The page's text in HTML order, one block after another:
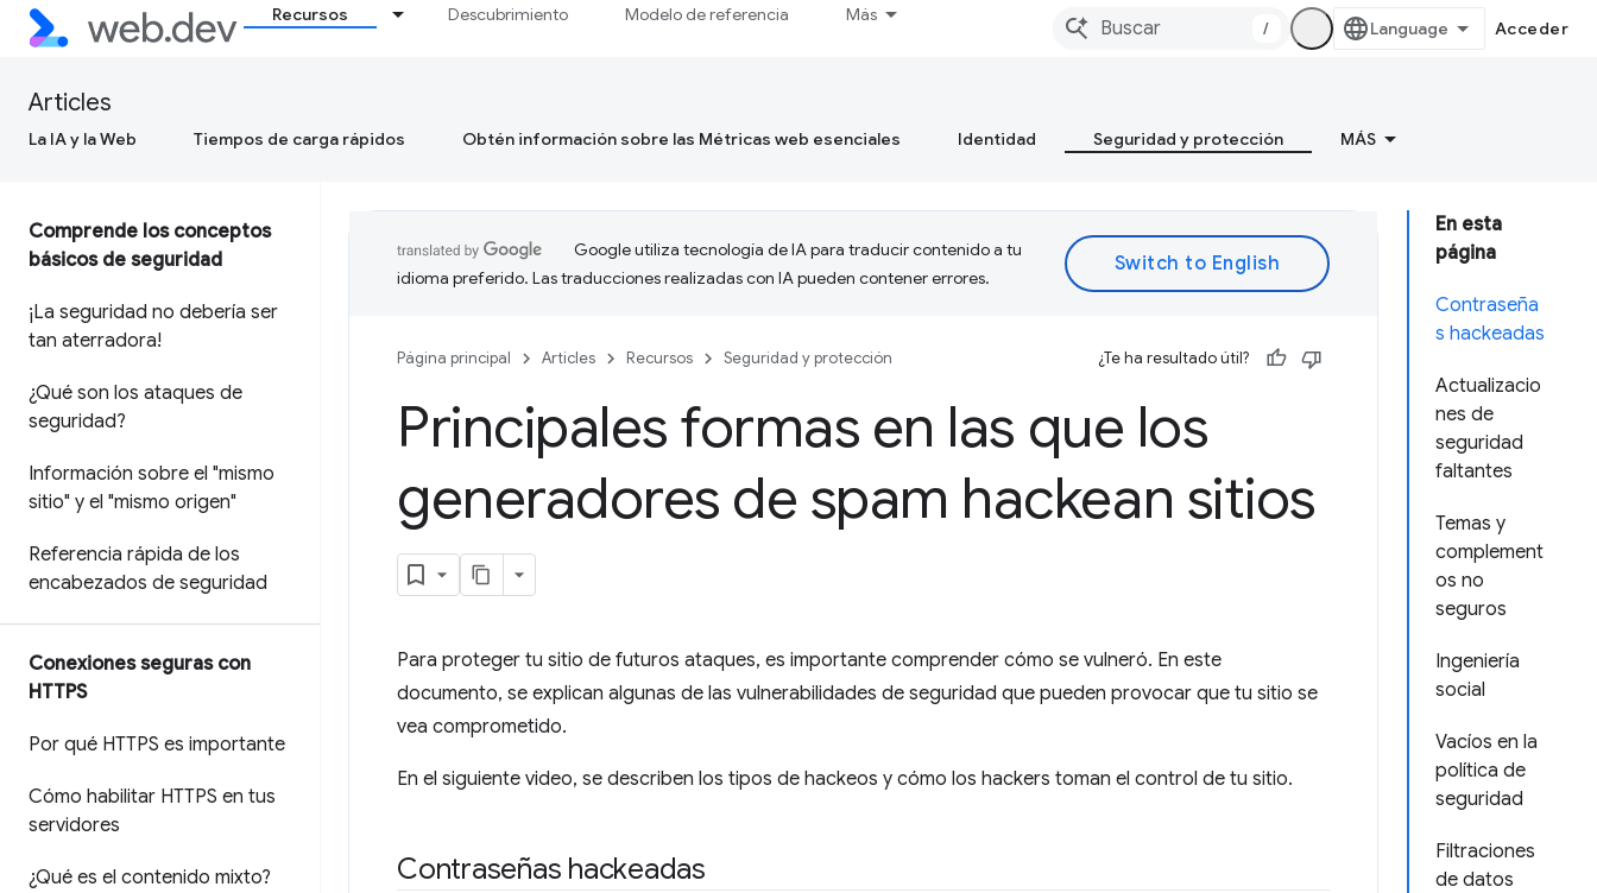
Recursos Descubrimiento Modelo de referencia Más
/ Acceder
Articles
La IA y la Web Tiempos de carga rápidos Obtén información sobre las Métricas web esenciales Identidad Seguridad y protección MÁS
Comprende los conceptos
básicos de seguridad
¡La seguridad no debería ser
tan aterradora!
¿Qué son los ataques de
seguridad?
Información sobre el "mismo
sitio" y el "mismo origen"
Referencia rápida de los
encabezados de seguridad
Conexiones seguras con
HTTPS
Por qué HTTPS es importante
Cómo habilitar HTTPS en tus
servidores
¿Qué es el contenido mixto?
En esta
página
Contraseña
s hackeadas
Actualizacio
nes de
seguridad
faltantes
Temas y
complement
os no
seguros
Ingeniería
social
Vacíos en la
política de
seguridad
Filtraciones
de datos
Google utiliza tecnología de IA para traducir contenido a tu
idioma preferido. Las traducciones realizadas con IA pueden contener errores.
Página principal Articles Recursos Seguridad y protección ¿Te ha resultado útil?
Principales formas en las que los
generadores de spam hackean sitios
Para proteger tu sitio de futuros ataques, es importante comprender cómo se vulneró. En este
documento, se explican algunas de las vulnerabilidades de seguridad que pueden provocar que tu sitio se
vea comprometido.
En el siguiente video, se describen los tipos de hackeos y cómo los hackers toman el control de tu sitio.
Contraseñas hackeadas